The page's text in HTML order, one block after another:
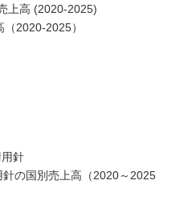
上高 (2020-2025)
2020-2025）
針
の国別売上高（2020～2025